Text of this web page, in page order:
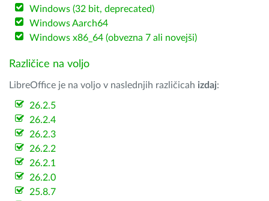
Windows (32 bit, deprecated)
Windows Aarch64
Windows x86_64 (obvezna 7 ali novejši)
Različice na voljo
LibreOffice je na voljo v naslednjih različicah izdaj:
26.2.5
26.2.4
26.2.3
26.2.2
26.2.1
26.2.0
25.8.7